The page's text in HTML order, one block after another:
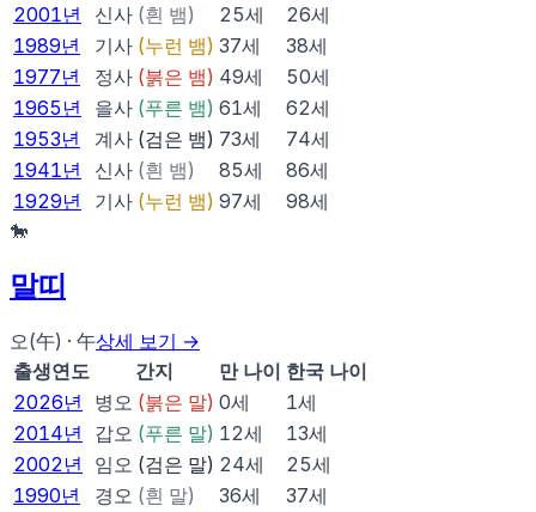
2001년 신사 (흰 뱀) 25세 26세
1989년 기사 (누런 뱀) 37세 38세
1977년 정사 (붉은 뱀) 49세 50세
1965 년 을사 (푸른 뱀) 61세 62세
1953년 계사 (검은 뱀) 73세 74세
1941년 신사 (흰 뱀) 85세 86세
1929년 기사 (누런 뱀) 97세 98세
🐎
말띠
오(午) · 午상세 보기 →
출생연도
간지 만 나이 한국 나이
2026년 병오 (붉은 말) 0세 1세
2014년 갑오 (푸른 말) 12세 13세
2002 년 임오 (검은 말) 24세 25세
1990년 경오 (흰 말) 36세 37세